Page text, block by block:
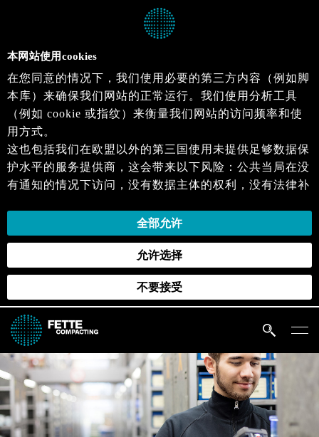
本网站使用cookies
在您同意的情况下，我们使用必要的第三方内容（例如脚
本库）来确保我们网站的正常运行。我们使用分析工具
（例如 cookie 或指纹）来衡量我们网站的访问频率和使
用方式。
这也包括我们在欧盟以外的第三国使用未提供足够数据保
护水平的服务提供商，这会带来以下风险：公共当局在没
有通知的情况下访问，没有数据主体的权利，没有法律补
当您同意时，即表示您同意上述活动。您可以撤回您的同
意，并在未来生效。详细信息可以在我们的隐私政策.中
全部允许
允许选择
不要接受